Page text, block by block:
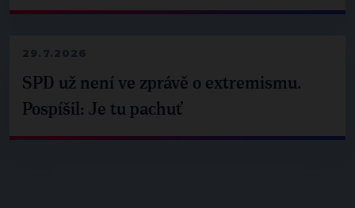
29.7.2026
SPD už není ve zprávě o extremismu.
Pospíšil: Je tu pachuť